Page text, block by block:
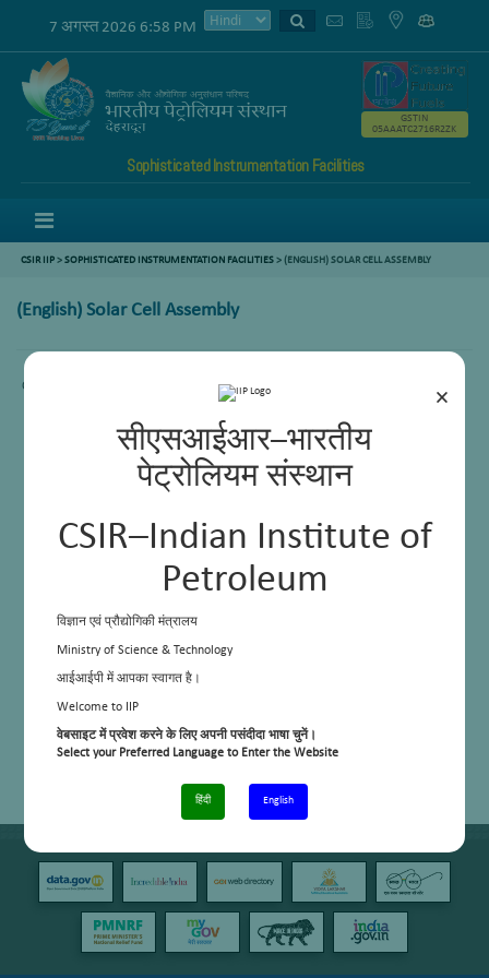
×
सीएसआईआर–भारतीय
पेट्रोलियम संस्थान
CSIR–Indian Institute of
Petroleum
विज्ञान एवं प्रौद्योगिकी मंत्रालय
Ministry of Science & Technology
आईआईपी में आपका स्वागत है।
Welcome to IIP
वेबसाइट में प्रवेश करने के लिए अपनी पसंदीदा भाषा चुनें।
Select your Preferred Language to Enter the Website
हिंदी English
7 अगस्त 2026 6:58 PM
Sophisticated Instrumentation Facilities
GSTIN
05AAATC2716R2ZK
CSIR IIP>SOPHISTICATED INSTRUMENTATION FACILITIES> (ENGLISH) SOLAR CELL ASSEMBLY
(English) Solar Cell Assembly
Content not available.